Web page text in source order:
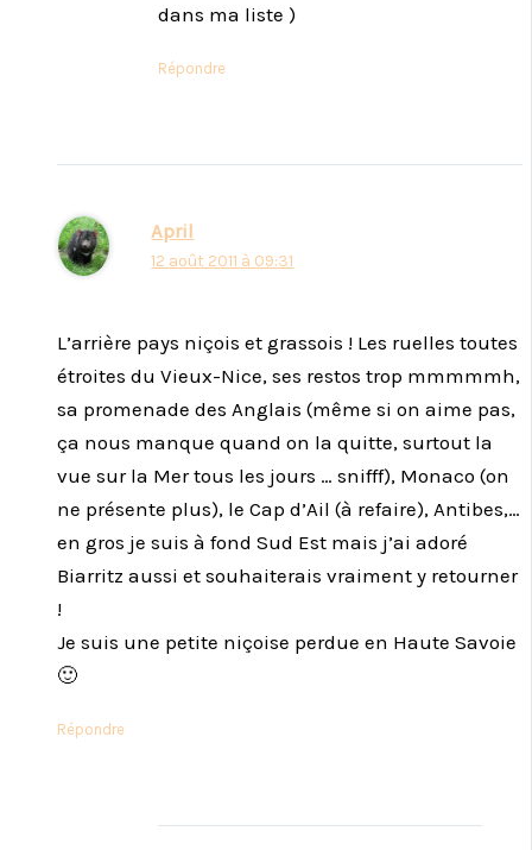
dans ma liste )
Répondre
April
12 août 2011 à 09:31
L’arrière pays niçois et grassois ! Les ruelles toutes
étroites du Vieux-Nice, ses restos trop mmmmmh,
sa promenade des Anglais (même si on aime pas,
ça nous manque quand on la quitte, surtout la
vue sur la Mer tous les jours … snifff), Monaco (on
ne présente plus), le Cap d’Ail (à refaire), Antibes,…
en gros je suis à fond Sud Est mais j’ai adoré
Biarritz aussi et souhaiterais vraiment y retourner
!
Je suis une petite niçoise perdue en Haute Savoie
🙂
Répondre